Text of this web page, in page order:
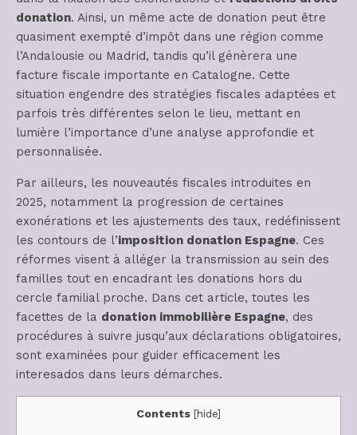
donation. Ainsi, un même acte de donation peut être
quasiment exempté d’impôt dans une région comme
l’Andalousie ou Madrid, tandis qu’il génèrera une
facture fiscale importante en Catalogne. Cette
situation engendre des stratégies fiscales adaptées et
parfois très différentes selon le lieu, mettant en
lumière l’importance d’une analyse approfondie et
personnalisée.
Par ailleurs, les nouveautés fiscales introduites en
2025, notamment la progression de certaines
exonérations et les ajustements des taux, redéfinissent
les contours de l’imposition donation Espagne. Ces
réformes visent à alléger la transmission au sein des
familles tout en encadrant les donations hors du
cercle familial proche. Dans cet article, toutes les
facettes de la donation immobilière Espagne, des
procédures à suivre jusqu’aux déclarations obligatoires,
sont examinées pour guider efficacement les
interesados dans leurs démarches.
Contents [hide]